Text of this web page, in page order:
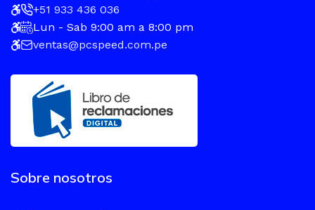
+51 933 436 036
Lun - Sab 9:00 am a 8:00 pm
ventas@pcspeed.com.pe
Sobre nosotros